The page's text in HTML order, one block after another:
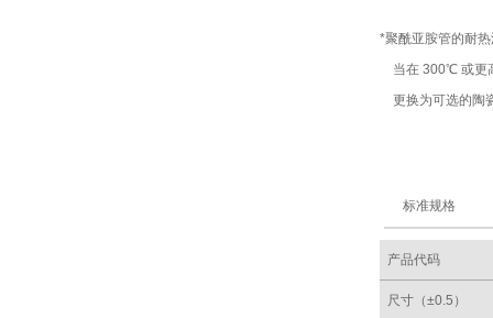
*聚酰亚胺管的耐
当在 300℃ 或更
更换为可选的陶
标准规格
产品代码
尺寸（±0.5）